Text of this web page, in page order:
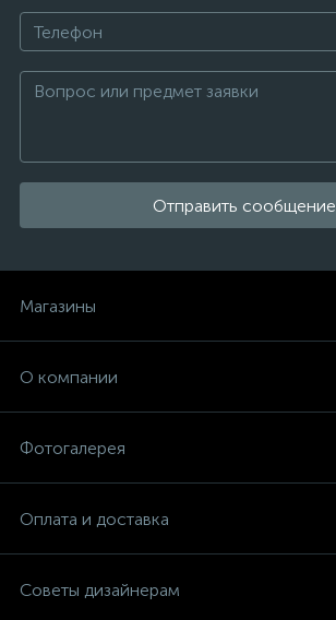
Отправить сообщение
Магазины
О компании
Фотогалерея
Оплата и доставка
Советы дизайнерам